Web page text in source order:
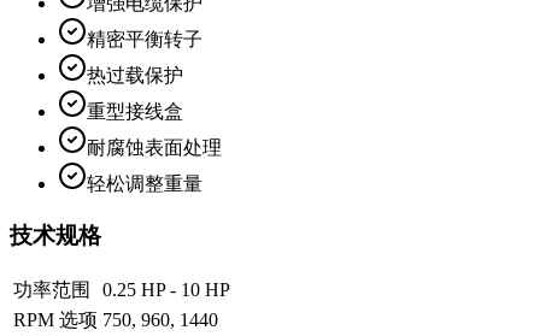
精密平衡转子
热过载保护
重型接线盒
耐腐蚀表面处理
轻松调整重量
技术规格
功率范围
0.25 HP - 10 HP
RPM 选项 750, 960, 1440